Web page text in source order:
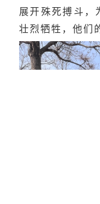
展开殊死搏斗，
壮烈牺牲，他们